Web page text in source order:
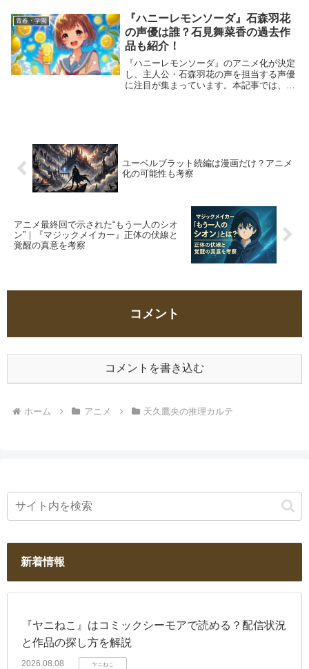
青春・学園
『ハニーレモンソーダ』石森羽花
の声優は誰？石見舞菜香の過去作
品も紹介！
『ハニーレモンソーダ』のアニメ化が決定
し、主人公・石森羽花の声を担当する声優
に注目が集まっています。本記事では、石
ユーベルブラット続編は漫画だけ？アニメ
化の可能性も考察
アニメ最終回で示された“もう一人のシオ
ン”｜『マジックメイカー』正体の伏線と
覚醒の真意を考察
コメント
コメントを書き込む
ホーム アニメ 天久鷹央の推理カルテ
新着情報
『ヤニねこ』はコミックシーモアで読める？配信状況
と作品の探し方を解説
2026.08.08 ヤニねこ